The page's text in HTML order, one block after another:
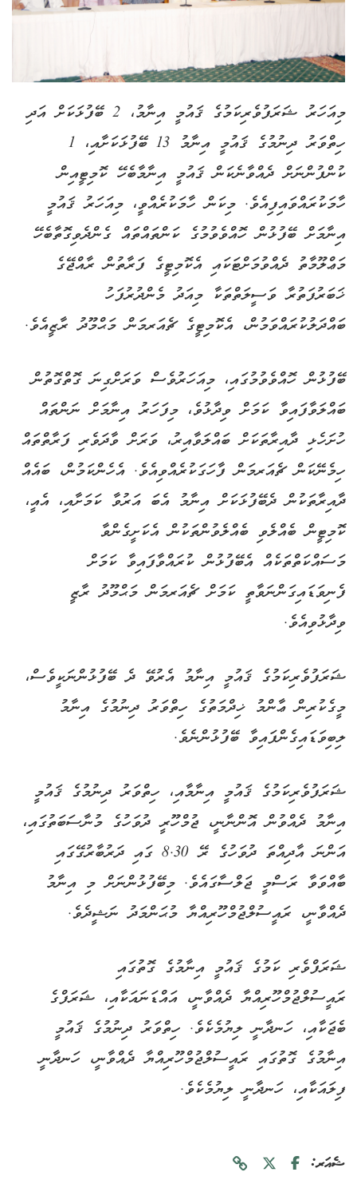
މިއަހަރު ޝަރަފުވެރިކަމުގެ ޤައުމީ އިނާމު، 2 ބޭފުޅަކަށް އަދި
ހިތްވަރު ދިނުމުގެ ޤައުމީ އިނާމު 13 ބޭފުޅަކަށާއި، 1
ކުންފުންނަށް ދެއްވާނެކަން ޤައުމީ އިނާމާބެހޭ ކޮމިޓީއިން
ހާމަކުރައްވައިފިއެވެ. މިކަން ހާމަކުރެއްވީ، މިއަހަރު ޤައުމީ
އިނާމަށް ބޭފުޅުން ހޮއްވެވުމުގެ ކަންތައްތައް ގެންދެވިގޮތާބެހޭ
މަޢްލޫމާތު ދެއްވުމަށްޓަކައި އެކޮމިޓީގެ ފަރާތުން ރާއްޖޭގެ
ޚަބަރުފަތުރާ ވަސީލަތްތަކާ މިއަދު މެންދުރުފަހު
ބައްދަލުކުރައްވަމުން، އެކޮމިޓީގެ ޗެއަރމަން މަޙްމޫދު ރާޒީއެވެ.
ބޭފުޅުން ހޮއްވެވުމުގައި، މިއަހަރުވެސް ވަރަށްގިނަ ގޮތްގޮތުން
ބައްލަވާފައިވާ ކަމަށް ވިދާޅުވެ، މިފަހަރު އިނާމަށް ނަންތައް
ހުށަހެޅި ދާއިރާތަކަށް ބައްލަވާއިރު، ވަރަށް ވާދަވެރި ފަރާތްތައް
ހިމެނޭކަން ޗެއަރމަން ފާހަގަކުރެއްވިއެވެ. އެހެންކަމުން، ބައެއް
ދާއިރާތަކުން ދެބޭފުޅަކަށް އިނާމު އެބަ އަރުވާ ކަމަށާއި، އެއީ،
ކޮމިޓީން ބެއްލެވި ބެއްލެވުންތަކުން އެކަށީގެންވާ
މަސައްކަތްތަކެއް އެބޭފުޅުން ކުރައްވާފައިވާ ކަމަށް
ފެނިވަޑައިގަންނަވާތީ ކަމަށް ޗެއަރމަން މަޙްމޫދު ރާޒީ
ވިދާޅުވިއެވެ.
ޝަރަފުވެރިކަމުގެ ޤައުމީ އިނާމު އެރުވޭ ދެ ބޭފުޅުންނަކީވެސް،
މީގެކުރިން ޢާންމު ޚިދްމަތުގެ ހިތްވަރު ދިނުމުގެ އިނާމު
ލިބިވަޑައިގެންފައިވާ ބޭފުޅުންނެވެ.
ޝަރަފުވެރިކަމުގެ ޤައުމީ އިނާމާއި، ހިތްވަރު ދިނުމުގެ ޤައުމީ
އިނާމު ދެއްވުން އޮންނާނީ، ޖުމްހޫރީ ދުވަހުގެ މުނާސަބަތުގައި،
އަންނަ އާދިއްތަ ދުވަހުގެ ރޭ 8.30 ގައި ދަރުބާރުގޭގައި
ބާއްވަވާ ރަސްމީ ޖަލްސާގައެވެ. މިބޭފުޅުންނަށް މި އިނާމު
ދެއްވާނީ، ރައީސުލްޖުމްހޫރިއްޔާ މުޙަންމަދު ނަޝީދެވެ.
ޝަރަފްވެރި ކަމުގެ ޤައުމީ އިނާމުގެ ގޮތުގައި
ރައީސުލްޖުމްހޫރިއްޔާ ދެއްވާނީ، އައްޑަނައަކާއި، ޝަރަފްގެ
ބެޖަކާއި، ހަނދާނީ ލިޔުމެކެވެ. ހިތްވަރު ދިނުމުގެ ޤައުމީ
އިނާމުގެ ގޮތުގައި ރައީސުލްޖުމްހޫރިއްޔާ ދެއްވާނީ، ހަނދާނީ
ފިލައަކާއި، ހަނދާނީ ލިޔުމެކެވެ.
ޝެއަރ: